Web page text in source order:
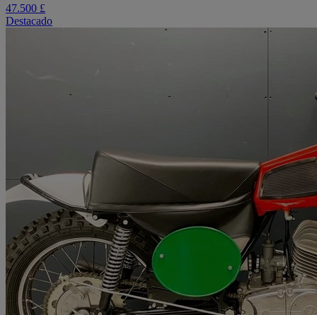
47.500 £
Destacado